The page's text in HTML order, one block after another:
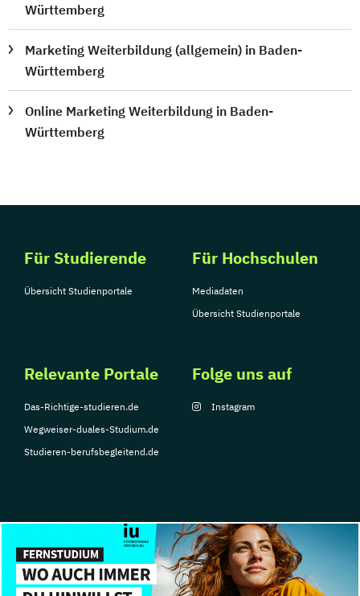
Württemberg
Marketing Weiterbildung (allgemein) in Baden-
Württemberg
Online Marketing Weiterbildung in Baden-
Württemberg
Für Studierende
Übersicht Studienportale
Für Hochschulen
Mediadaten
Übersicht Studienportale
Relevante Portale
Das-Richtige-studieren.de
Wegweiser-duales-Studium.de
Studieren-berufsbegleitend.de
Folge uns auf
Instagram
© Copyright 2026, TarGroup Media GmbH
Impressum
Datenschutzerklärung Nutzungsbedingungen